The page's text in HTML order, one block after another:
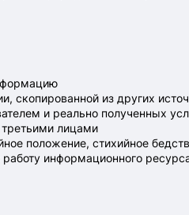
скопированной из других
и реально полученных
третьими лицами
положение, стихийное
информационного